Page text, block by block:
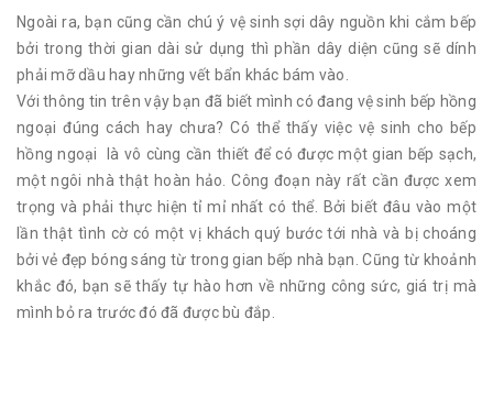
Ngoài ra, bạn cũng cần chú ý vệ sinh sợi dây nguồn khi cắm bếp
bởi trong thời gian dài sử dụng thì phần dây diện cũng sẽ dính
phải mỡ dầu hay những vết bẩn khác bám vào.
Với thông tin trên vậy bạn đã biết mình có đang vệ sinh bếp hồng
ngoại đúng cách hay chưa? Có thể thấy việc vệ sinh cho bếp
hồng ngoại là vô cùng cần thiết để có được một gian bếp sạch,
một ngôi nhà thật hoàn hảo. Công đoạn này rất cần được xem
trọng và phải thực hiện tỉ mỉ nhất có thể. Bởi biết đâu vào một
lần thật tình cờ có một vị khách quý bước tới nhà và bị choáng
bởi vẻ đẹp bóng sáng từ trong gian bếp nhà bạn. Cũng từ khoảnh
khắc đó, bạn sẽ thấy tự hào hơn về những công sức, giá trị mà
mình bỏ ra trước đó đã được bù đắp.